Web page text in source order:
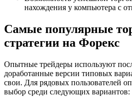
нахождения у компьютера с
Самые популярные
стратегии на Форекс
Опытные трейдеры используют
доработанные версии типовых
свои. Для рядовых пользователей
выбор среди следующих вариантов: